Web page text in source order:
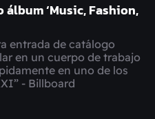
‘Music, Fashion,
entrada de catálogo
en un cuerpo de trabajo
en uno de los
- Billboard